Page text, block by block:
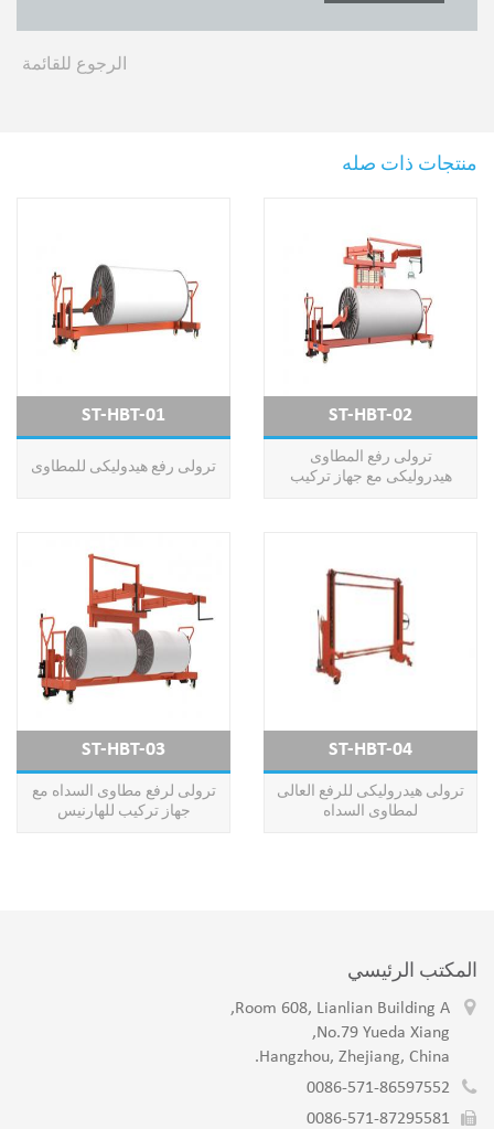
الرجوع للقائمة
منتجات ذات صله
ST-HBT-01
ترولى رفع هيدوليكى للمطاوى
ST-HBT-02
ترولى رفع المطاوى
هيدروليكى مع جهاز تركيب
ST-HBT-03
ترولى لرفع مطاوى السداه مع
جهاز تركيب للهارنيس
ST-HBT-04
ترولى هيدروليكى للرفع العالى
لمطاوى السداه
المكتب الرئيسي
Room 608, Lianlian Building A,
No.79 Yueda Xiang,
Hangzhou, Zhejiang, China.
0086-571-86597552
0086-571-87295581